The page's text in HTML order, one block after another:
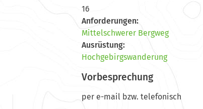
16
Anforderungen:
Mittelschwerer Bergweg
Ausrüstung:
Hochgebirgswanderung
Vorbesprechung
per e-mail bzw. telefonisch